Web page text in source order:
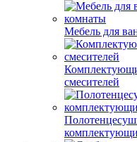
Мебель для
смесителей